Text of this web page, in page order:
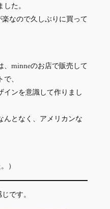
た。
なので久しぶりに買って
、minneのお店で販売して
、
インを意識して作りまし
んとなく、アメリカンな
）
です。